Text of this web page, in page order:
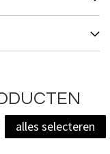
alles selecteren